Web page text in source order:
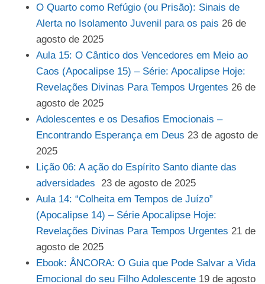
O Quarto como Refúgio (ou Prisão): Sinais de
Alerta no Isolamento Juvenil para os pais 26 de
agosto de 2025
Aula 15: O Cântico dos Vencedores em Meio ao
Caos (Apocalipse 15) – Série: Apocalipse Hoje:
Revelações Divinas Para Tempos Urgentes 26 de
agosto de 2025
Adolescentes e os Desafios Emocionais –
Encontrando Esperança em Deus 23 de agosto de
2025
Lição 06: A ação do Espírito Santo diante das
adversidades
23 de agosto de 2025
Aula 14: “Colheita em Tempos de Juízo”
(Apocalipse 14) – Série Apocalipse Hoje:
Revelações Divinas Para Tempos Urgentes 21 de
agosto de 2025
Ebook: ÂNCORA: O Guia que Pode Salvar a Vida
Emocional do seu Filho Adolescente 19 de agosto